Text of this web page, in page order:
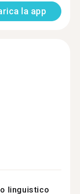
la app
linguistico